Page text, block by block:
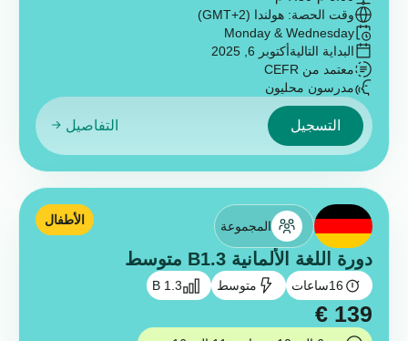
وقت الحصة: هولندا (GMT+2)
Monday & Wednesday
البداية التاليةأكتوبر 6, 2025
معتمد من CEFR
مدرسون محليون
التسجيل التفاصيل
المجموعة
دورة اللغة الألمانية B1.3 متوسط
16ساعات متوسط B 1.3
الأطفال
€ 139